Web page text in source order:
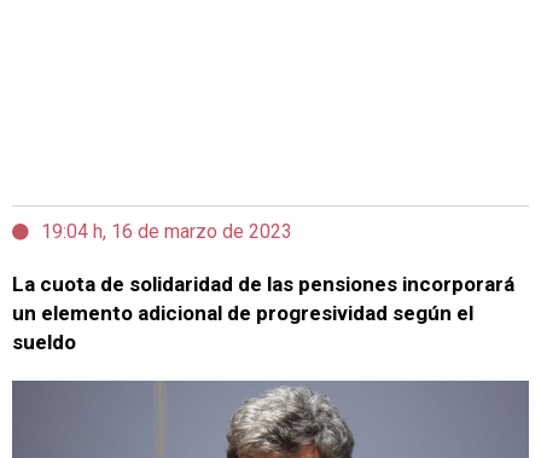
19:04 h, 16 de marzo de 2023
La cuota de solidaridad de las pensiones incorporará
un elemento adicional de progresividad según el
sueldo